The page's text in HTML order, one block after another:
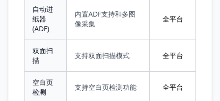
自动进
纸器
(ADF)
内置ADF支持和多图
像采集
全平台
双面扫
描
支持双面扫描模式 全平台
空白页
检测
支持空白页检测功能 全平台